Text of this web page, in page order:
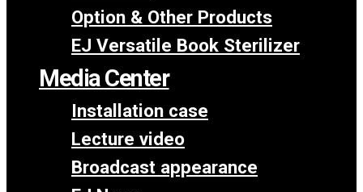
Option & Other Products
EJ Versatile Book Sterilizer
Media Center
Installation case
Lecture video
Broadcast appearance